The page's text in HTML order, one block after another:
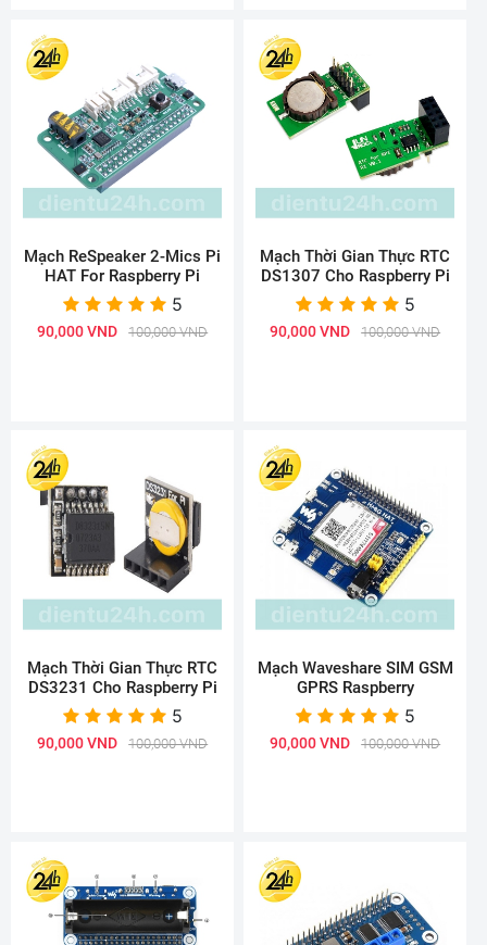
Mạch ReSpeaker 2-Mics Pi
HAT For Raspberry Pi
5
90,000 VND 100,000 VND
Mạch Thời Gian Thực RTC
DS1307 Cho Raspberry Pi
5
90,000 VND 100,000 VND
Mạch Thời Gian Thực RTC
DS3231 Cho Raspberry Pi
5
90,000 VND 100,000 VND
Mạch Waveshare SIM GSM
GPRS Raspberry
5
90,000 VND 100,000 VND